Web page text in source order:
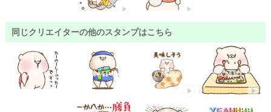
同じクリエイターの他のスタンプはこちら